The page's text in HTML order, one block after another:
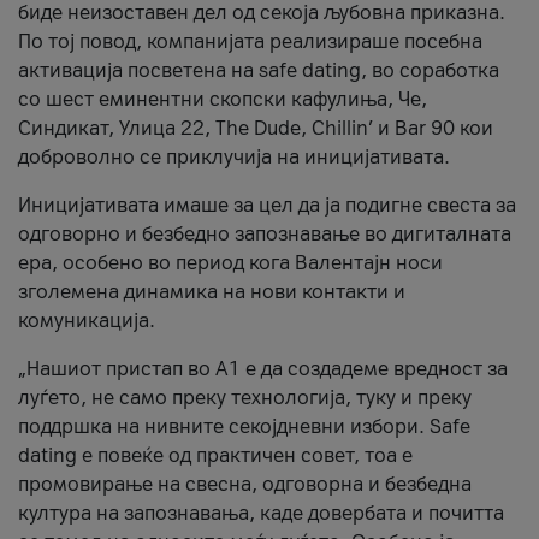
биде неизоставен дел од секоја љубовна приказна.
По тој повод, компанијата реализираше посебна
активација посветена на safe dating, во соработка
со шест еминентни скопски кафулиња, Че,
Синдикат, Улица 22, The Dude, Chillin’ и Bar 90 кои
доброволно се приклучија на иницијативата.
Иницијативата имаше за цел да ја подигне свеста за
одговорно и безбедно запознавање во дигиталната
ера, особено во период кога Валентајн носи
зголемена динамика на нови контакти и
комуникација.
„Нашиот пристап во А1 е да создадеме вредност за
луѓето, не само преку технологија, туку и преку
поддршка на нивните секојдневни избори. Safe
dating е повеќе од практичен совет, тоа е
промовирање на свесна, одговорна и безбедна
култура на запознавања, каде довербата и почитта